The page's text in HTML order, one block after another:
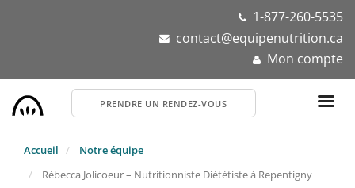
1-877-260-5535
contact@equipenutrition.ca
Mon compte
PRENDRE UN RENDEZ-VOUS
Accueil
Notre équipe
Rébecca Jolicoeur – Nutritionniste Diététiste à Repentigny